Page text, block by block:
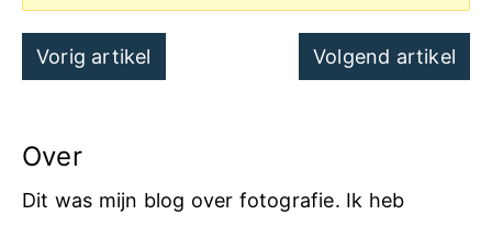
Post
navigation
Vorig artikel Volgend artikel
Over
Dit was mijn blog over fotografie. Ik heb